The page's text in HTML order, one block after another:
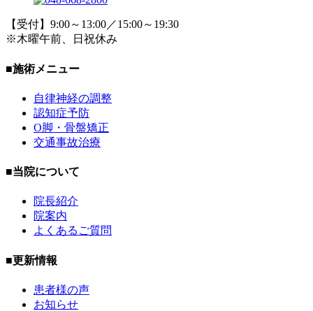
【受付】9:00～13:00／15:00～19:30
※木曜午前、日祝休み
■施術メニュー
自律神経の調整
認知症予防
O脚・骨盤矯正
交通事故治療
■当院について
院長紹介
院案内
よくあるご質問
■更新情報
患者様の声
お知らせ